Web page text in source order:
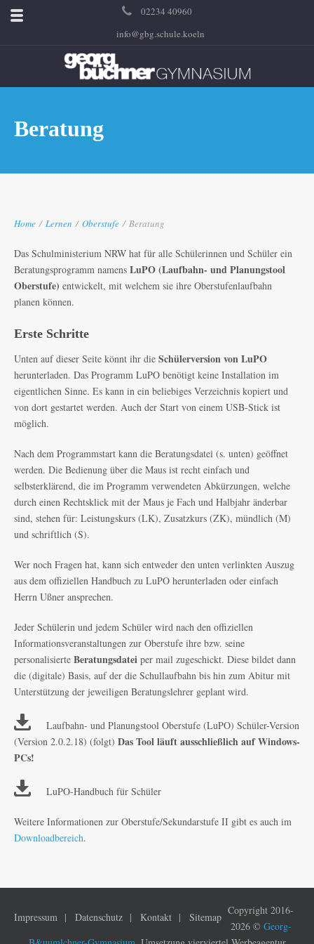
02234 40960
info@gbg.schule.koeln
Beratung
Home / Lernen / Oberstufe / Beratung
Das Schulministerium NRW hat für alle Schülerinnen und Schüler ein
Beratungsprogramm namens LuPO (Laufbahn- und Planungstool
Oberstufe) entwickelt, mit welchem sie ihre Oberstufenlaufbahn
planen können.
Erste Schritte
Unten auf dieser Seite könnt ihr die Schülerversion von LuPO
herunterladen. Das Programm LuPO benötigt keine Installation im
eigentlichen Sinne. Es kann in ein beliebiges Verzeichnis kopiert und
von dort gestartet werden. Auch der Start von einem USB-Stick ist
möglich.
Nach dem Programmstart kann die Beratungsdatei (s. unten) geöffnet
werden. Die Bedienung über die Maus ist recht einfach und
selbsterklärend, die im Programm verwendeten Abkürzungen, welche
durch einen Rechtsklick mit der Maus je Fach und Halbjahr änderbar
sind, stehen für: Leistungskurs (LK), Zusatzkurs (ZK), mündlich (M)
und schriftlich (S).
Wer noch Fragen hat, kann sich entweder den unten verlinkten Auszug
aus dem offiziellen Handbuch zu LuPO herunterladen oder einfach
Herrn Ußner ansprechen.
Jeder Schülerin und jedem Schüler wird nach den offiziellen
Informationsveranstaltungen zur Oberstufe ihre bzw. seine
personalisierte Beratungsdatei per mail zugeschickt. Diese bildet dann
die (digitale) Basis, auf der die Schullaufbahn bis hin zum Abitur mit
Unterstützung der jeweiligen Beratungslehrer geplant wird.
Laufbahn- und Planungstool Oberstufe (LuPO) Schüler-Version
(Version 2.0.2.18) (folgt) Das Tool läuft ausschließlich auf Windows-
PCs!
LuPO-Handbuch für Schüler
Weitere Informationen zur Oberstufe/Sekundarstufe II gibt es auch im
Downloadbereich.
Impressum Datenschutz Kontakt Sitemap
Copyright 2016-
2026 © Georg-